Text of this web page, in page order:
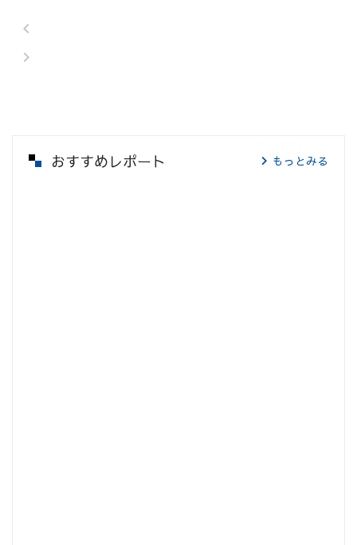
おすすめレポート もっとみる